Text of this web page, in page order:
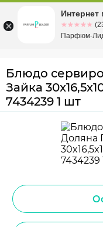
Блюдо
Зайка
7434239 1 шт
☆☆☆☆☆
★★★★★
Парфюм-